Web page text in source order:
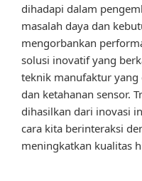
dihadapi dalam
masalah daya dan
mengorbankan
solusi inovatif yang
teknik manufaktur yang
dan ketahanan sensor.
dihasilkan dari inovasi
cara kita berinteraksi
meningkatkan kualitas